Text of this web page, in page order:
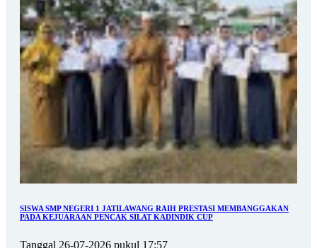
SISWA SMP NEGERI 1 JATILAWANG RAIH PRESTASI MEMBANGGAKAN
PADA KEJUARAAN PENCAK SILAT KADINDIK CUP
Tanggal 26-07-2026 pukul 17:57